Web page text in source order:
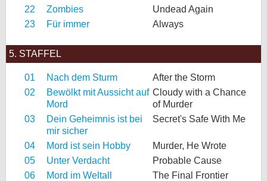
22
Zombies
Undead Again
23
Für immer Always
5. STAFFEL
01 Nach dem Sturm
After the Storm
02
Bewölkt mit Aussicht auf
Mord
Cloudy with a Chance
of Murder
03
Dein Geheimnis ist bei
mir sicher
Secret's Safe With Me
04 Mord ist sein Hobby
Murder, He Wrote
05
Unter Verdacht
Probable Cause
06
Mord im Weltall
The Final Frontier